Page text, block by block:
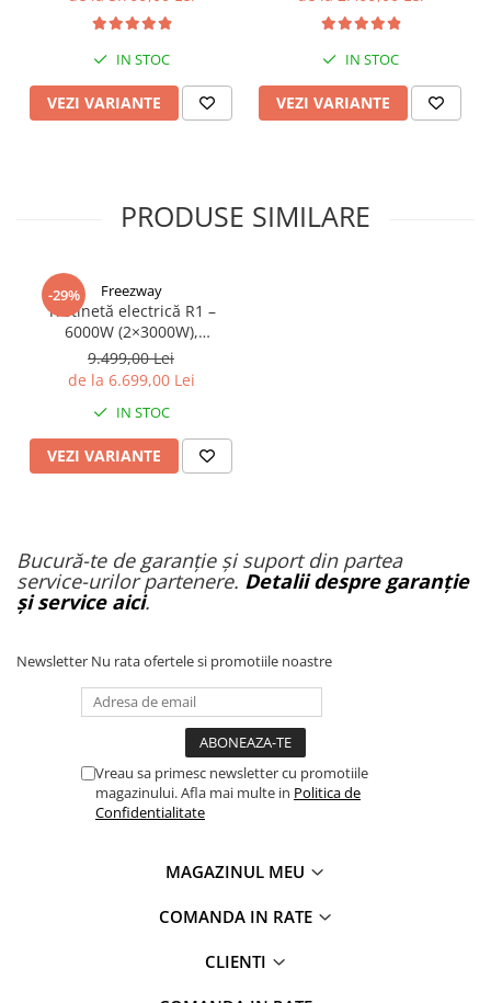
Dual 2x1200W, Autonomie
de 80km, Viteză Până la
65km/h, Baterie 52V 23.2Ah
IN STOC
VEZI VARIANTE
15Ah
IN STOC
VEZI VARIANTE
PRODUSE SIMILARE
-29% Freezway
Trotinetă electrică R1 –
6000W (2×3000W),
autonomie 100 km, viteză
90 km/h, suspensie dublă,
frâne hidraulice
9.499,00 Lei
de la 6.699,00 Lei
IN STOC
VEZI VARIANTE
Bucură-te de garanție și suport din partea
service-urilor partenere. Detalii despre garanție
și service aici.
Newsletter Nu rata ofertele si promotiile noastre
Vreau sa primesc newsletter cu promotiile
magazinului. Afla mai multe in Politica de
Confidentialitate
MAGAZINUL MEU
COMANDA IN RATE
CLIENTI